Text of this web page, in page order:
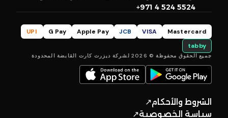
+971 4 524 5524
Mastercard
VISA
JCB
Apple Pay
G Pay
UPI
tabby
جميع الحقوق محفوظة © 2026 لشركة ديزرت كارت القابضة المحدودة
الشروط والأحكام↗
سياسة الخصوصية↗